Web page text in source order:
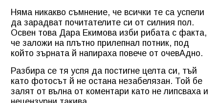
Няма никакво съмнение, че всички те са успели
да зарадват почитателите си от силния пол.
Освен това Дара Екимова изби рибата с факта,
че заложи на плътно прилепнал потник, под
който зърната й напираха повече от очевАдно.
Разбира се тя успя да постигне целта си, тъй
като фотосът й не остана незабелязан. Той бе
залят от вълна от коментари като не липсваха и